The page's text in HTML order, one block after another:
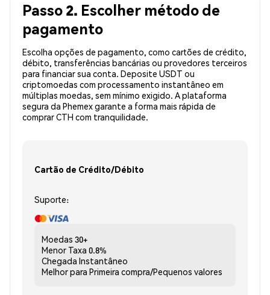
Passo 2. Escolher método de
pagamento
Escolha opções de pagamento, como cartões de crédito,
débito, transferências bancárias ou provedores terceiros
para financiar sua conta. Deposite USDT ou
criptomoedas com processamento instantâneo em
múltiplas moedas, sem mínimo exigido. A plataforma
segura da Phemex garante a forma mais rápida de
comprar CTH com tranquilidade.
Cartão de Crédito/Débito
Suporte:
Moedas 30+
Menor Taxa 0.8%
Chegada Instantâneo
Melhor para Primeira compra/Pequenos valores